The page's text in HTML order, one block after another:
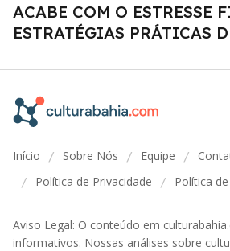
ACABE COM O ESTRESSE
ESTRATÉGIAS PRÁTICAS
Início / Sobre Nós / Equipe /
/ Política de Privacidade / Política
Aviso Legal: O conteúdo em
informativos. Nossas análises sobre